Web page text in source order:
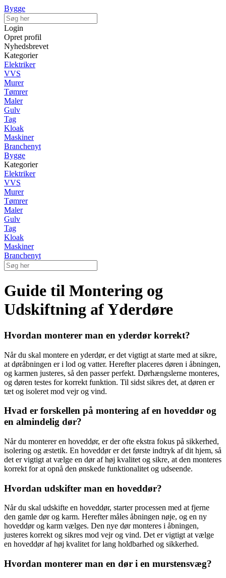
Bygge
Login
Opret profil
Nyhedsbrevet
Kategorier
Elektriker
VVS
Murer
Tømrer
Maler
Gulv
Tag
Kloak
Maskiner
Branchenyt
Bygge
Kategorier
Elektriker
VVS
Murer
Tømrer
Maler
Gulv
Tag
Kloak
Maskiner
Branchenyt
Guide til Montering og
Udskiftning af Yderdøre
Hvordan monterer man en yderdør korrekt?
Når du skal montere en yderdør, er det vigtigt at starte med at sikre,
at døråbningen er i lod og vatter. Herefter placeres døren i åbningen,
og karmen justeres, så den passer perfekt. Dørhængslerne monteres,
og døren testes for korrekt funktion. Til sidst sikres det, at døren er
tæt og isoleret mod vejr og vind.
Hvad er forskellen på montering af en hoveddør og
en almindelig dør?
Når du monterer en hoveddør, er der ofte ekstra fokus på sikkerhed,
isolering og æstetik. En hoveddør er det første indtryk af dit hjem, så
det er vigtigt at vælge en dør af høj kvalitet og sikre, at den monteres
korrekt for at opnå den ønskede funktionalitet og udseende.
Hvordan udskifter man en hoveddør?
Når du skal udskifte en hoveddør, starter processen med at fjerne
den gamle dør og karm. Herefter måles åbningen nøje, og en ny
hoveddør og karm vælges. Den nye dør monteres i åbningen,
justeres korrekt og sikres mod vejr og vind. Det er vigtigt at vælge
en hoveddør af høj kvalitet for lang holdbarhed og sikkerhed.
Hvordan monterer man en dør i en murstensvæg?